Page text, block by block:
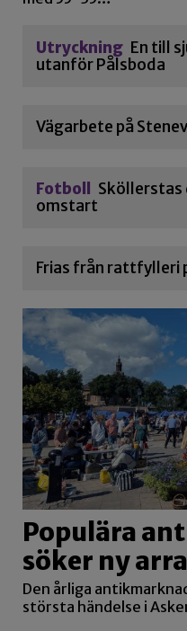
Utryckning En till
utanför Pålsboda
Vägarbete på
Fotboll
Sköllerstas
omstart
Frias från rattfylleri
Populära
söker ny
Den årliga
största händelse i